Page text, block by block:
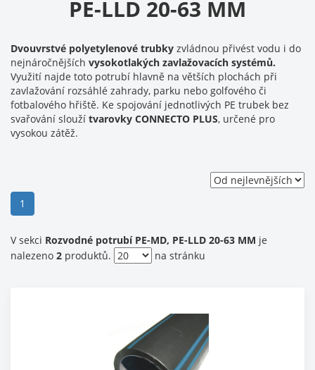
PE-LLD 20-63 MM
Dvouvrstvé polyetylenové trubky zvládnou přivést vodu i do
nejnáročnějších vysokotlakých zavlažovacích systémů.
Využití najde toto potrubí hlavně na větších plochách při
zavlažování rozsáhlé zahrady, parku nebo golfového či
fotbalového hřiště. Ke spojování jednotlivých PE trubek bez
svařování slouží tvarovky CONNECTO PLUS, určené pro
vysokou zátěž.
1
V sekci Rozvodné potrubí PE-MD, PE-LLD 20-63 MM je
nalezeno 2 produktů. na stránku